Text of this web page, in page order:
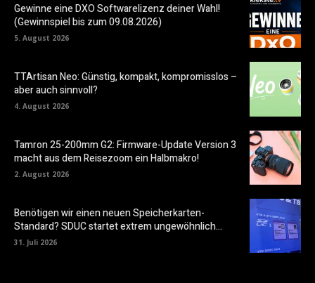
Gewinne eine DXO Softwarelizenz deiner Wahl!
(Gewinnspiel bis zum 09.08.2026)
5. August 2026
TTArtisan Neo: Günstig, kompakt, kompromisslos –
aber auch sinnvoll?
4. August 2026
Tamron 25-200mm G2: Firmware-Update Version 3
macht aus dem Reisezoom ein Halbmakro!
2. August 2026
Benötigen wir einen neuen Speicherkarten-
Standard? SDUC startet extrem ungewöhnlich…
31. Juli 2026